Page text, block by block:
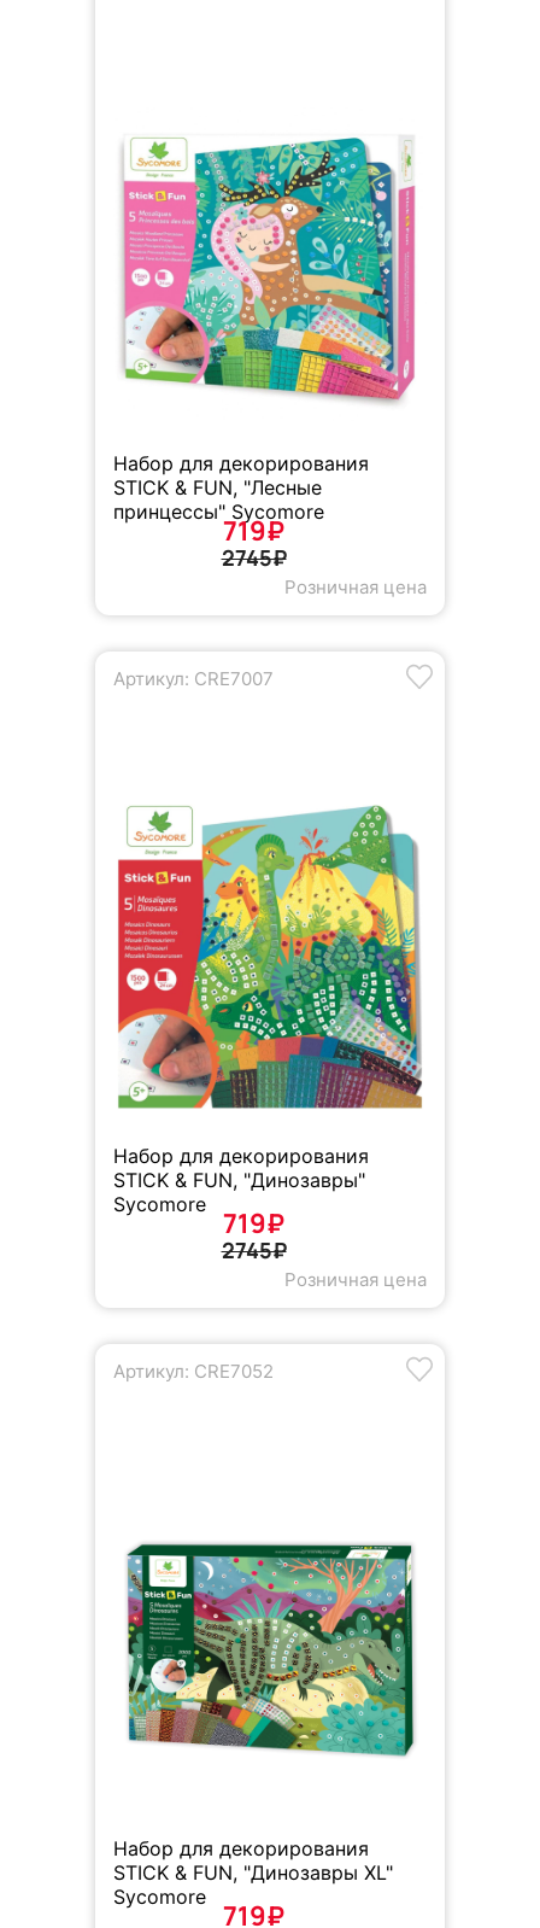
Набор для декорирования
STICK & FUN, "Лесные
принцессы" Sycomore
719₽
2745₽
Розничная цена
Артикул: CRE7007
Набор для декорирования
STICK & FUN, "Динозавры"
Sycomore
719₽
2745₽
Розничная цена
Артикул: CRE7052
Набор для декорирования
STICK & FUN, "Динозавры XL"
Sycomore
719₽